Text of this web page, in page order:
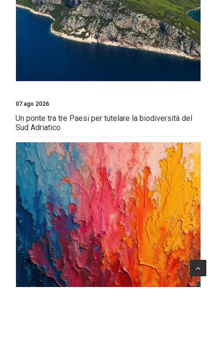
07 ago 2026
Un ponte tra tre Paesi per tutelare la biodiversità del
Sud Adriatico